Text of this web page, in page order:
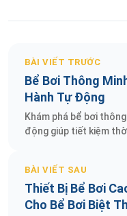
BÀI VIẾT TRƯỚC
Bể Bơi Thông
Hành Tự Động
Khám phá bể bơi
động giúp tiết kiệm
BÀI VIẾT SAU
Thiết Bị Bể Bơi
Cho Bể Bơi Biệt